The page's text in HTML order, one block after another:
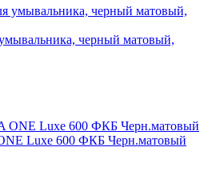
черный матовый,
Luxe 600 ФКБ Черн.матовый